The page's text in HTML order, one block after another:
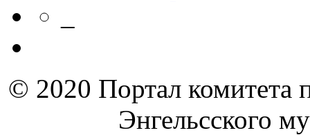
© 2020 Портал комитета
Энгельсского